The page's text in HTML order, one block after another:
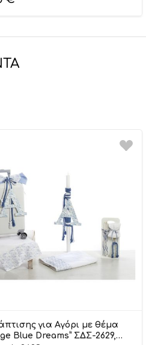
για Αγόρι με θέμα
Blue Dreams” ΣΔΣ-2629,